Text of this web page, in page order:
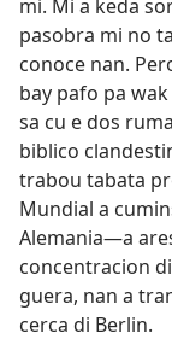
mi. Mi a keda
pasobra mi no
conoce nan.
bay pafo pa
sa cu e dos
biblico
trabou tabata
Mundial a
Alemania—a
concentracion
guera, nan a
cerca di Berlin.